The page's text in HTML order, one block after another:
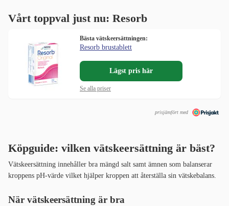
Vårt toppval just nu: Resorb
Bästa vätskeersättningen:
Resorb brustablett
Lägst pris här
Se alla priser
prisjämfört med
Köpguide: vilken vätskeersättning är bäst?
Vätskeersättning innehåller bra mängd salt samt ämnen som balanserar
kroppens pH-värde vilket hjälper kroppen att återställa sin vätskebalans.
När vätskeersättning är bra